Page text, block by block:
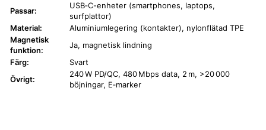
Passar:
USB‑C-enheter (smartphones, laptops,
surfplattor)
Material:
Aluminiumlegering (kontakter), nylonflätad TPE
Magnetisk
funktion:
Ja, magnetisk lindning
Färg:
Svart
Övrigt:
240 W PD/QC, 480 Mbps data, 2 m, >20 000
böjningar, E‑marker